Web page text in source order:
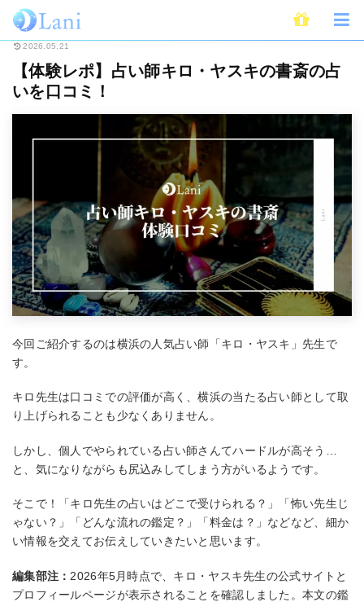
ホーム 占い 【体験レポ】占い師キロ・ヤスキの書斎
2026.05.21
【体験レポ】占い師キロ・ヤスキの書斎の占
いを口コミ！
今回ご紹介するのは横浜の人気占い師「キロ・ヤスキ」先生で
す。
キロ先生は口コミでの評価が高く、横浜の当たる占い師として取
り上げられることも少なくありません。
しかし、個人でやられている占い師さんてハードルが高そう…
と、気になりながらも尻込みしてしまう方がいるようです。
そこで！「キロ先生の占いはどこで受けられる？」「怖い先生じ
ゃない？」「どんな流れの鑑定？」「料金は？」などなど、細か
い情報を交えてお伝えしていきたいと思います。
編集部注： 2026年5月時点で、キロ・ヤスキ先生の公式サイトと
プロフィールページが表示されることを確認しました。本文の鑑